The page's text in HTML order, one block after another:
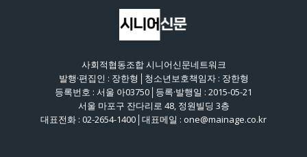
사회적협동조합 시니어신문네트워크
발행·편집인 : 장한형│청소년보호책임자 : 장한형
등록번호 : 서울 아03750│등록·발행일 : 2015-05-21
서울 마포구 잔다리로 48, 정원빌딩 3층
대표전화 : 02-2654-1400│대표메일 : one@mainage.co.kr